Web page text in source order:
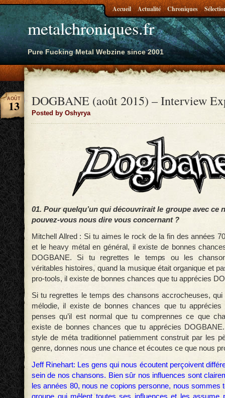
metalchroniques.fr
Pure Fucking Metal Webzine since 2001
Accueil Actualité Chroniques
DOGBANE (août 2015) – Interview
Posted by Oshyrya
AOÛT
13
01. Pour quelqu’un qui découvrirait le groupe avec ce
pouvez-vous nous dire vous concernant ?
Mitchell Allred : Si tu aimes le rock de la fin des années
et le heavy métal en général, il existe de bonnes
DOGBANE. Si tu regrettes le temps ou les
véritables histoires, quand la musique était organique et
pro-tools, il existe de bonnes chances que tu apprécies
Si tu regrettes le temps des chansons accrocheuses, qui
mélodie, il existe de bonnes chances que tu
penses qu’il est normal que tu comprennes ce que
existe de bonnes chances que tu apprécies
style de méta traditionnel patiemment construit par les
genre, donnes nous une chance et écoutes ce que nous
Jeff Rinehart: Les gens qui nous écoutent perçoivent
sein de nos chansons. Bien sûr nos influences sont
les années 80, nous ne copions personne, nous sommes
groupe qui mêlent toutes ses influences et les assume